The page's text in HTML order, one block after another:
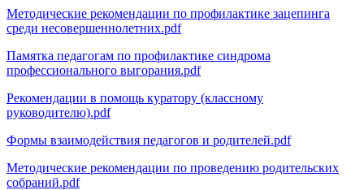
Методические рекомендации по профилактике зацепинга
среди несовершеннолетних.pdf
Памятка педагогам по профилактике синдрома
профессионального выгорания.pdf
Рекомендации в помощь куратору (классному
руководителю).pdf
Формы взаимодействия педагогов и родителей.pdf
Методические рекомендации по проведению родительских
собраний.pdf